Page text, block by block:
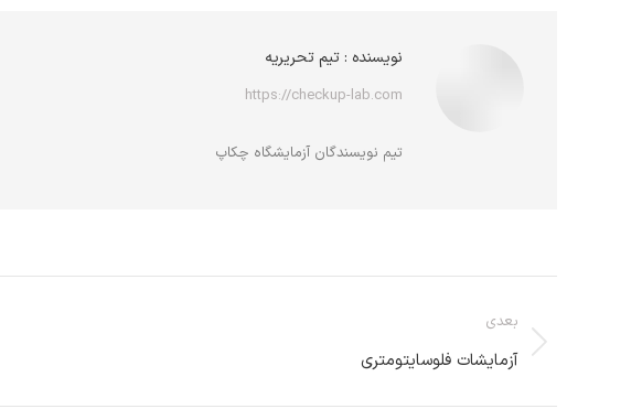
نویسنده : تیم تحریریه
https://checkup-lab.com
تیم نویسندگان آزمایشگاه چکاپ
مطلب
بعدی
نوشته
آزمایشات فلوسایتومتری